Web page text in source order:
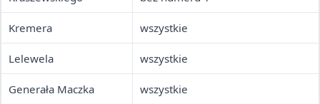
Kremera wszystkie
Lelewela wszystkie
Generała Maczka wszystkie